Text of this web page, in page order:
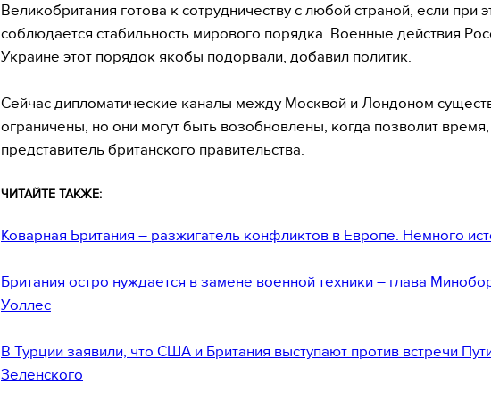
Великобритания готова к сотрудничеству с любой страной, если при
соблюдается стабильность мирового порядка. Военные действия
Украине этот порядок якобы подорвали, добавил политик.
Сейчас дипломатические каналы между Москвой и Лондоном
ограничены, но они могут быть возобновлены, когда позволит время,
представитель британского правительства.
ЧИТАЙТЕ ТАКЖЕ:
Коварная Британия – разжигатель конфликтов в Европе. Немного
Британия остро нуждается в замене военной техники – глава
Уоллес
В Турции заявили, что США и Британия выступают против встречи
Зеленского